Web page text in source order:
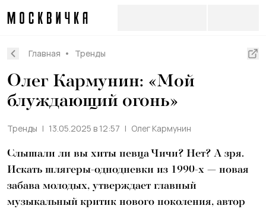
Главная Тренды
Олег Кармунин: «Мой
блуждающий огонь»
Тренды 13.05.2025 в 12:57 Олег Кармунин
Слышали ли вы хиты певца Чичи? Нет? А зря.
Искать шлягеры-однодневки из 1990-х — новая
забава молодых, утверждает главный
музыкальный критик нового поколения, автор